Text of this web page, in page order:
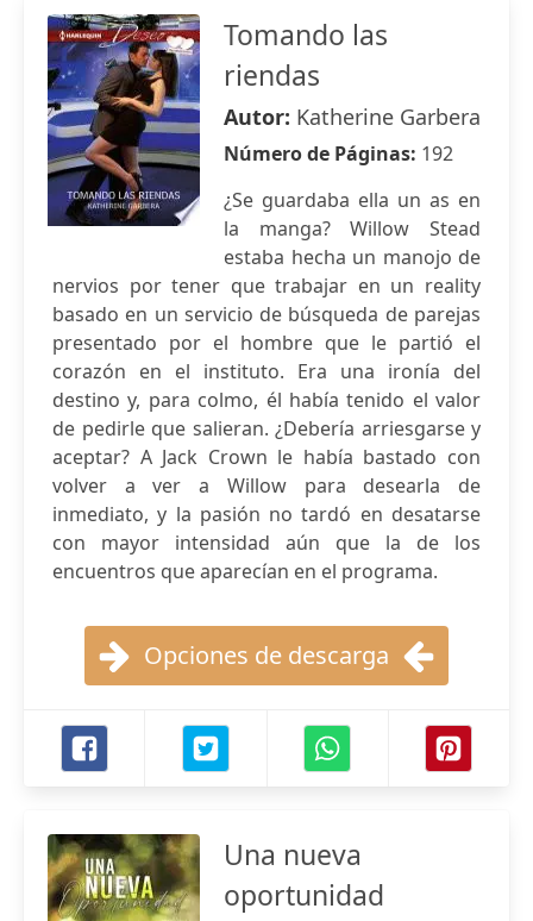
Tomando las
riendas
Autor: Katherine Garbera
Número de Páginas: 192
¿Se guardaba ella un as en
la manga? Willow Stead
estaba hecha un manojo de
nervios por tener que trabajar en un reality
basado en un servicio de búsqueda de parejas
presentado por el hombre que le partió el
corazón en el instituto. Era una ironía del
destino y, para colmo, él había tenido el valor
de pedirle que salieran. ¿Debería arriesgarse y
aceptar? A Jack Crown le había bastado con
volver a ver a Willow para desearla de
inmediato, y la pasión no tardó en desatarse
con mayor intensidad aún que la de los
encuentros que aparecían en el programa.
Opciones de descarga
Una nueva
oportunidad